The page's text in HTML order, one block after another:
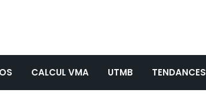
CALCUL VMA UTMB TENDANCES